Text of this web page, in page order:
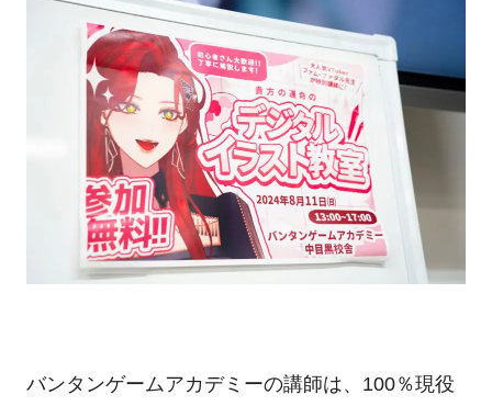
バンタンゲームアカデミーの講師は、 100％現役